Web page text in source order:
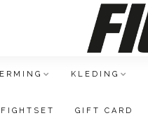
KLEDING
FIGHTSET GIFT CARD